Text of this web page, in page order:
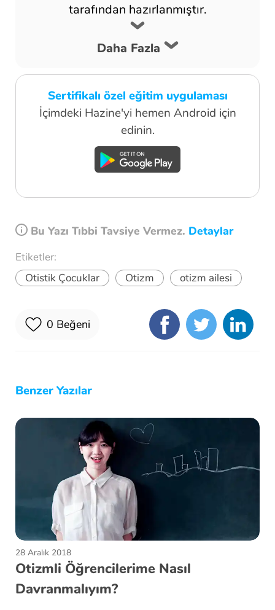
tarafından hazırlanmıştır.
Daha Fazla
Sertifikalı özel eğitim uygulaması
İçimdeki Hazine'yi hemen Android için
edinin.
Bu Yazı Tıbbi Tavsiye Vermez. Detaylar
Etiketler:
Otistik Çocuklar
Otizm otizm ailesi
0 Beğeni
Benzer Yazılar
28 Aralık 2018
Otizmli Öğrencilerime Nasıl
Davranmalıyım?